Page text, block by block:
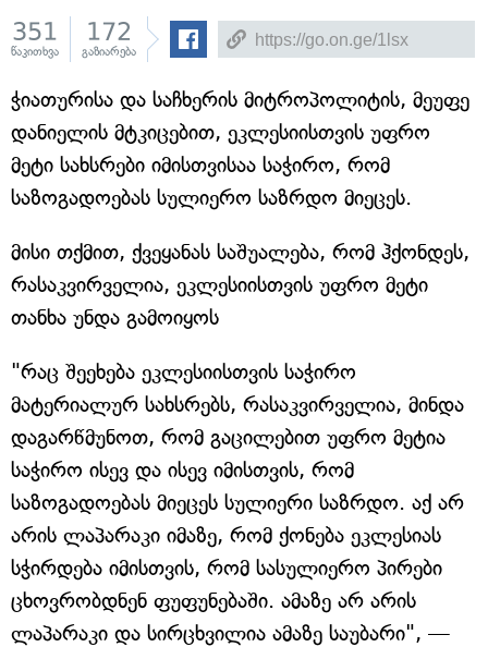
351
წაკითხვა
172
გაზიარება
ჭიათურისა და საჩხერის მიტროპოლიტის, მეუფე
დანიელის მტკიცებით, ეკლესიისთვის უფრო
მეტი სახსრები იმისთვისაა საჭირო, რომ
საზოგადოებას სულიერო საზრდო მიეცეს.
მისი თქმით, ქვეყანას საშუალება, რომ ჰქონდეს,
რასაკვირველია, ეკლესიისთვის უფრო მეტი
თანხა უნდა გამოიყოს
"რაც შეეხება ეკლესიისთვის საჭირო
მატერიალურ სახსრებს, რასაკვირველია, მინდა
დაგარწმუნოთ, რომ გაცილებით უფრო მეტია
საჭირო ისევ და ისევ იმისთვის, რომ
საზოგადოებას მიეცეს სულიერი საზრდო. აქ არ
არის ლაპარაკი იმაზე, რომ ქონება ეკლესიას
სჭირდება იმისთვის, რომ სასულიერო პირები
ცხოვრობდნენ ფუფუნებაში. ამაზე არ არის
ლაპარაკი და სირცხვილია ამაზე საუბარი", —